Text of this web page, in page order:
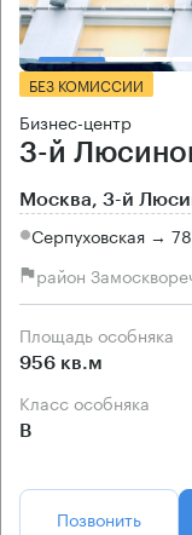
БЕЗ КОМИССИИ
Бизнес-центр
3-й
Москва, 3-й
Серпуховская →
район
Площадь особняка
956 кв.м
Класс особняка
B
Позвонить